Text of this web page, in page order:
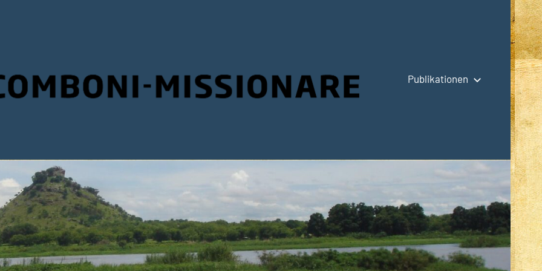
Publikationen